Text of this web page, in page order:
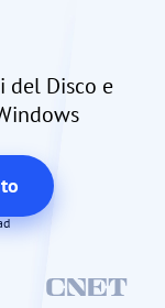
del Disco e